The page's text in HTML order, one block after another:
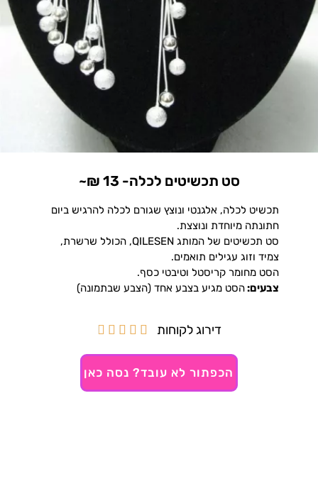
סט תכשיטים לכלה- 13 ₪~
תכשיט לכלה, אלגנטי ונוצץ שגורם לכלה להרגיש ביום
חתונתה מיוחדת ונוצצת.
סט תכשיטים של המותג QILESEN, הכולל שרשרת,
צמיד וזוג עגילים תואמים.
הסט מחומר קריסטל וטיבטי כסף.
צבעים:הסט מגיע בצבע אחד (הצבע שבתמונה)
דירוג לקוחות 




הכפתור לא עובד? נסה כאן